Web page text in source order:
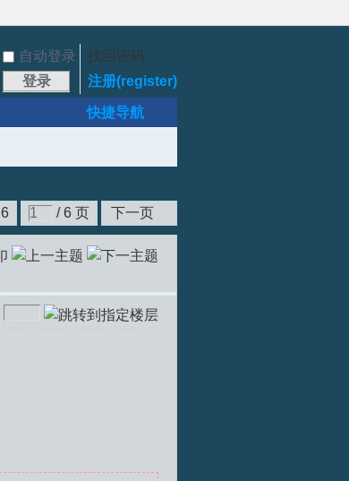
自动登录
找回密码
登录 注册(register)
快捷导航
6 / 6 页 下一页